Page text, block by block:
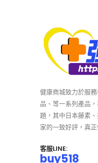
健康商城致力於服
品、等一系列產品
題，其中日本藤素
家的一致好評，真
客服LINE:
buy518